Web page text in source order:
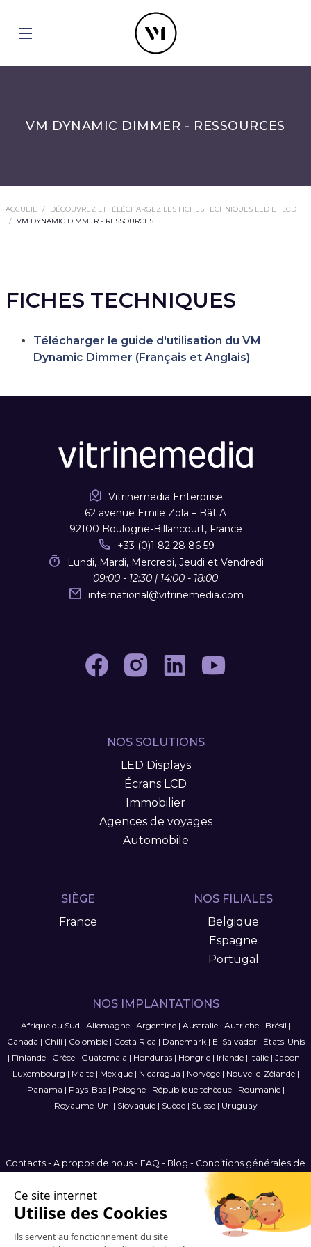
VM DYNAMIC DIMMER - RESSOURCES
ACCUEIL
DÉCOUVREZ ET TÉLÉCHARGEZ LES FICHES TECHNIQUES LED ET LCD
VM DYNAMIC DIMMER - RESSOURCES
FICHES TECHNIQUES
Télécharger le guide d'utilisation du VM
Dynamic Dimmer (Français et Anglais).
Vitrinemedia Enterprise
62 avenue Emile Zola – Bât A
92100 Boulogne-Billancourt, France
+33 (0)1 82 28 86 59
Lundi, Mardi, Mercredi, Jeudi et Vendredi
09:00 - 12:30 | 14:00 - 18:00
international@vitrinemedia.com
NOS SOLUTIONS
LED Displays
Écrans LCD
Immobilier
Agences de voyages
Automobile
SIÈGE
France
NOS FILIALES
Belgique
Espagne
Portugal
NOS IMPLANTATIONS
Afrique du Sud | Allemagne| Argentine| Australie| Autriche| Brésil |
Canada | Chili | Colombie| Costa Rica | Danemark| El Salvador| États-Unis
| Finlande| Grèce| Guatemala | Honduras| Hongrie| Irlande| Italie| Japon |
Luxembourg | Malte| Mexique| Nicaragua | Norvège| Nouvelle-Zélande|
Panama | Pays-Bas| Pologne| République tchèque| Roumanie|
Royaume-Uni | Slovaquie| Suède| Suisse| Uruguay
Contacts - A propos de nous - FAQ - Blog - Conditions générales de
Politique de confidentialité-Plan du site